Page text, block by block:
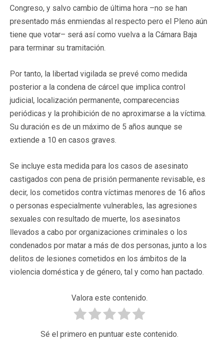
Congreso, y salvo cambio de última hora –no se han
presentado más enmiendas al respecto pero el Pleno aún
tiene que votar– será así como vuelva a la Cámara Baja
para terminar su tramitación.
Por tanto, la libertad vigilada se prevé como medida
posterior a la condena de cárcel que implica control
judicial, localización permanente, comparecencias
periódicas y la prohibición de no aproximarse a la víctima.
Su duración es de un máximo de 5 años aunque se
extiende a 10 en casos graves.
Se incluye esta medida para los casos de asesinato
castigados con pena de prisión permanente revisable, es
decir, los cometidos contra víctimas menores de 16 años
o personas especialmente vulnerables, las agresiones
sexuales con resultado de muerte, los asesinatos
llevados a cabo por organizaciones criminales o los
condenados por matar a más de dos personas, junto a los
delitos de lesiones cometidos en los ámbitos de la
violencia doméstica y de género, tal y como han pactado.
Valora este contenido.
Sé el primero en puntuar este contenido.